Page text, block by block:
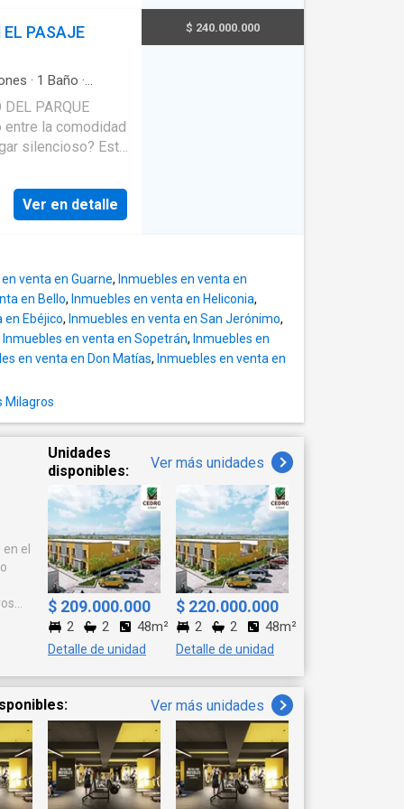
m² | Área
una con baño
4 baños
con
tipo
Parqueadero
4 vehículos
-
cámara y sistema
comunal, agua
-
y mantenimiento
EL PASAJE
· 1 Baño ·
DEL PARQUE
la comodidad
silencioso? Esta
Cocina: Cocina
excelente
y práctico. 🌟
es un problema.
y todos los
adaptándose a tu
tu visita o
lo sueñas,
Ver en detalle
$ 240.000.000
venta en Guarne, Inmuebles en venta en
en Bello, Inmuebles en venta en Heliconia,
en Ebéjico, Inmuebles en venta en San Jerónimo,
Inmuebles en venta en Sopetrán, Inmuebles en
en venta en Don Matías, Inmuebles en venta en
Milagros
el
•
2
gris,
Unidades
disponibles:
Ver más unidades
$ 209.000.000
2 2 48m²
Detalle de unidad
$ 220.000.000
2 2 48m²
Detalle de unidad
Ver más unidades